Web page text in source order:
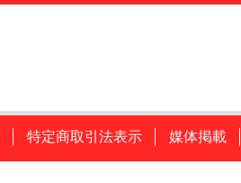
特定商取引法表示 媒体掲載